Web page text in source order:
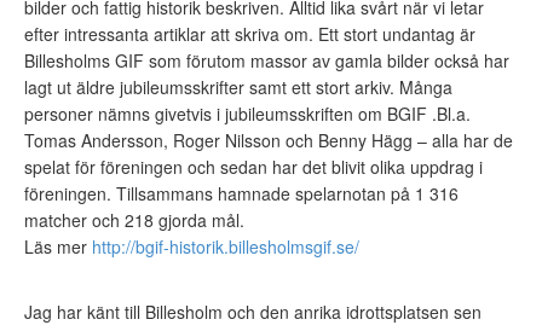
bilder och fattig historik beskriven. Alltid lika svårt när vi letar
efter intressanta artiklar att skriva om. Ett stort undantag är
Billesholms GIF som förutom massor av gamla bilder också har
lagt ut äldre jubileumsskrifter samt ett stort arkiv. Många
personer nämns givetvis i jubileumsskriften om BGIF .Bl.a.
Tomas Andersson, Roger Nilsson och Benny Hägg – alla har de
spelat för föreningen och sedan har det blivit olika uppdrag i
föreningen. Tillsammans hamnade spelarnotan på 1 316
matcher och 218 gjorda mål.
Läs mer http://bgif-historik.billesholmsgif.se/
Jag har känt till Billesholm och den anrika idrottsplatsen sen